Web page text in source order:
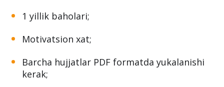
1 yillik baholari;
Motivatsion xat;
Barcha hujjatlar PDF formatda yukalanishi
kerak;